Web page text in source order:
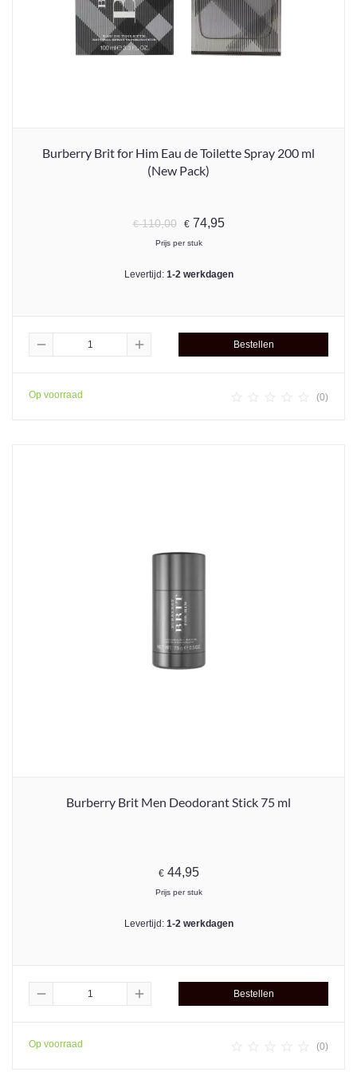
Burberry Brit for Him Eau de Toilette Spray 200 ml
(New Pack)
€110,00 €74,95
Prijs per stuk
Levertijd: 1-2 werkdagen
remove add Bestellen
Op voorraad (0)
Burberry Brit Men Deodorant Stick 75 ml
€44,95
Prijs per stuk
Levertijd: 1-2 werkdagen
remove add Bestellen
Op voorraad (0)